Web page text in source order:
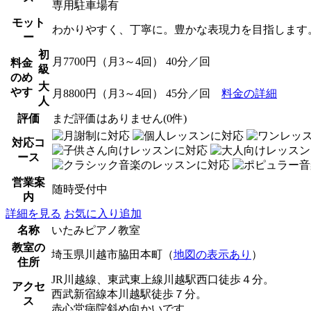
専用駐車場有
モット
ー
わかりやすく、丁寧に。豊かな表現力を目指します
料金
のめ
やす
初
級
月7700円（月3～4回） 40分／回
大
人
月8800円（月3～4回） 45分／回 料金の詳細
評価 まだ評価はありません(0件)
対応コ
ース
営業案
内
随時受付中
詳細を見る お気に入り追加
名称
いたみピアノ教室
教室の
住所
埼玉県川越市脇田本町（地図の表示あり ）
アクセ
ス
JR川越線、東武東上線川越駅西口徒歩４分。
西武新宿線本川越駅徒歩７分。
赤心堂病院斜め向かいです。